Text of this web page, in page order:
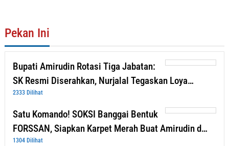
Pekan Ini
Bupati Amirudin Rotasi Tiga Jabatan:
SK Resmi Diserahkan, Nurjalal Tegaskan Loya…
2333 Dilihat
Satu Komando! SOKSI Banggai Bentuk
FORSSAN, Siapkan Karpet Merah Buat Amirudin d…
1304 Dilihat